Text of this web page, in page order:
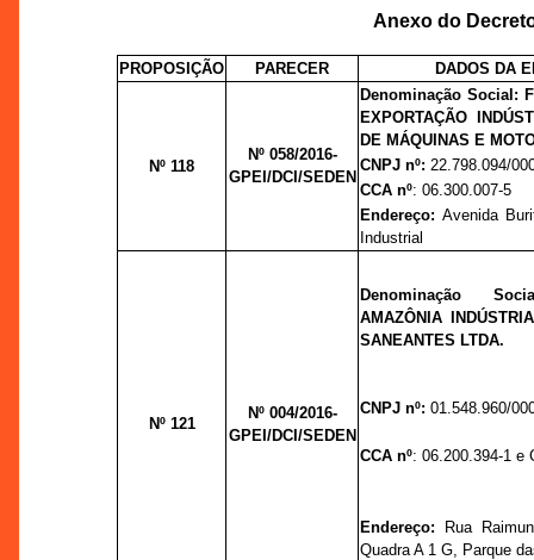
Anexo do
PROPOSIÇÃO PARECER DADOS DA
Nº 118
Nº 058/2016-
GPEI/DCI/SEDEN
Denominação Social:
EXPORTAÇÃO
DE MÁQUINAS E
CNPJ nº:22.798.094/
CCA nº: 06.300.007-5
Endereço:Avenida
Industrial
Nº 121
Nº 004/2016-
GPEI/DCI/SEDEN
Denominação
AMAZÔNIA
SANEANTES LTDA.
CNPJ nº:01.548.960/
CCA nº: 06.200.394-1 e
Endereço:
Rua
Quadra A 1 G, Parque